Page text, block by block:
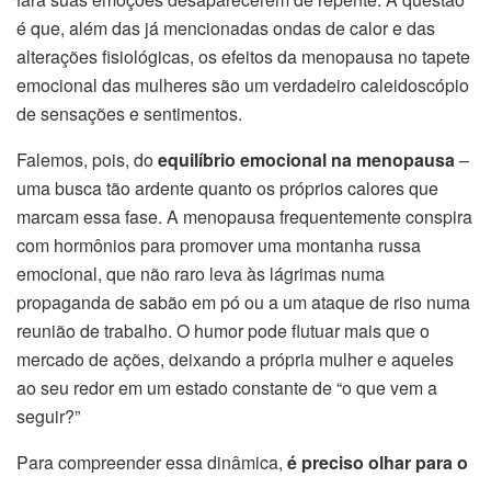
é que, além das já mencionadas ondas de calor e das
alterações fisiológicas, os efeitos da menopausa no tapete
emocional das mulheres são um verdadeiro caleidoscópio
de sensações e sentimentos.
Falemos, pois, doequilíbrio emocional na menopausa–
uma busca tão ardente quanto os próprios calores que
marcam essa fase. A menopausa frequentemente conspira
com hormônios para promover uma montanha russa
emocional, que não raro leva às lágrimas numa
propaganda de sabão em pó ou a um ataque de riso numa
reunião de trabalho. O humor pode flutuar mais que o
mercado de ações, deixando a própria mulher e aqueles
ao seu redor em um estado constante de “o que vem a
seguir?”
Para compreender essa dinâmica, é preciso olhar para o